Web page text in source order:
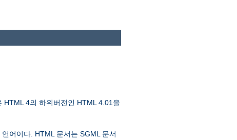
4의 하위버전인 HTML 4.01을
어이다. HTML 문서는 SGML 문서